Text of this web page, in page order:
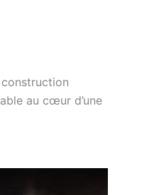
au cœur d’une